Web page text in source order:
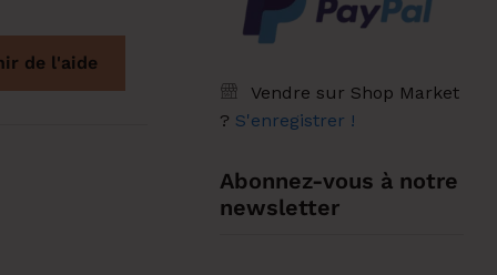
de l'aide
Vendre sur Shop Market
? S'enregistrer !
Abonnez-vous à notre
newsletter